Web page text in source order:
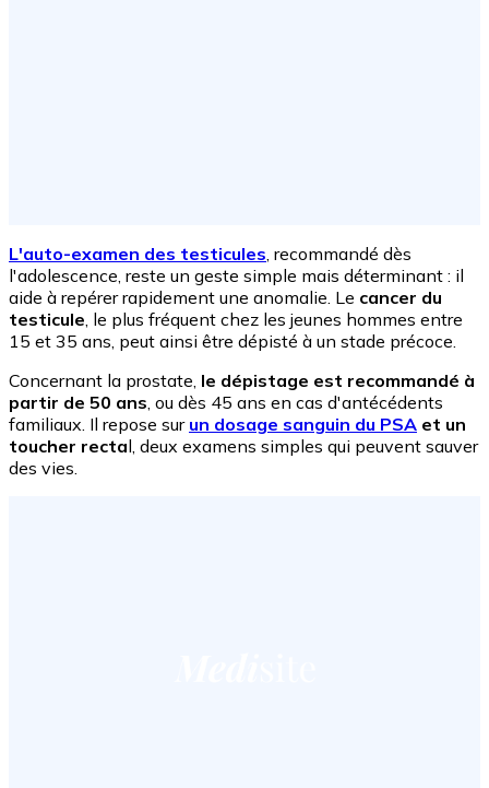
L'auto-examen des testicules, recommandé dès
l'adolescence, reste un geste simple mais déterminant : il
aide à repérer rapidement une anomalie. Le cancer du
testicule, le plus fréquent chez les jeunes hommes entre
15 et 35 ans, peut ainsi être dépisté à un stade précoce.
Concernant la prostate, le dépistage est recommandé à
partir de 50 ans, ou dès 45 ans en cas d'antécédents
familiaux. Il repose sur un dosage sanguin du PSA et un
toucher rectal, deux examens simples qui peuvent sauver
des vies.